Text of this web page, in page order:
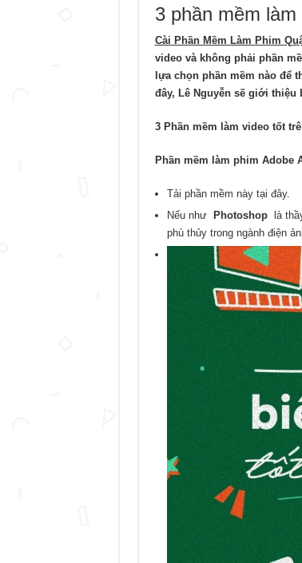
3 phần mềm
Cài Phần Mềm Làm Phim
video và không phải phần
lựa chọn phần mềm nào để
đây, Lê Nguyễn sẽ giới
3 Phần mềm làm video tốt
Phần mềm làm phim Adobe
Tải phần mềm này tại đây.
Nếu như
Photoshop là
phù thủy trong ngành điện